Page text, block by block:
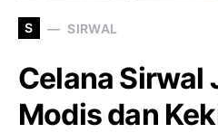
S SIRWAL
Celana Sirwal
Modis dan